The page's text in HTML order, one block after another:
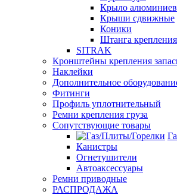
Крыло
Крыши сдвижные
Коники
Штанга крепления
SITRAK
Кронштейны крепления
Наклейки
Дополнительное
Фитинги
Профиль уплотнительный
Ремни крепления груза
Сопутствующие товары
Канистры
Огнетушители
Автоаксессуары
Ремни приводные
РАСПРОДАЖА